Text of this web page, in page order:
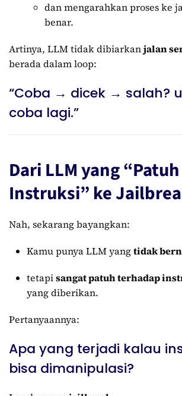
dan mengarahkan proses ke
benar.
Artinya, LLM tidak dibiarkanjalan
berada dalam loop:
“Coba → dicek → salah?
coba lagi.”
Dari LLM yang “Patuh
Instruksi” ke
Nah, sekarang bayangkan:
Kamu punya LLM yangtidak
tetapisangat patuh terhadap
yang diberikan.
Pertanyaannya:
Apa yang terjadi kalau
bisa dimanipulasi?